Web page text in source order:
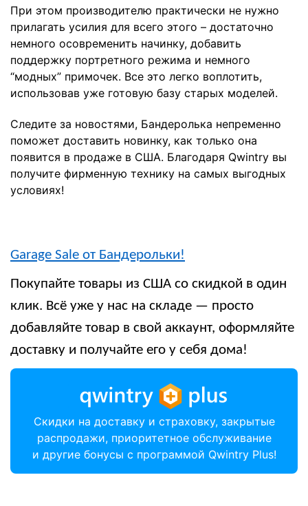
При этом производителю практически не нужно
прилагать усилия для всего этого – достаточно
немного осовременить начинку, добавить
поддержку портретного режима и немного
“модных” примочек. Все это легко воплотить,
использовав уже готовую базу старых моделей.
Следите за новостями, Бандеролька непременно
поможет доставить новинку, как только она
появится в продаже в США. Благодаря Qwintry вы
получите фирменную технику на самых выгодных
условиях!
Garage Sale от Бандерольки!
Покупайте товары из США со скидкой в один
клик. Всё уже у нас на складе — просто
добавляйте товар в свой аккаунт, оформляйте
доставку и получайте его у себя дома!
Скидки на доставку и страховку, закрытые
распродажи, приоритетное обслуживание
и другие бонусы с программой Qwintry Plus!